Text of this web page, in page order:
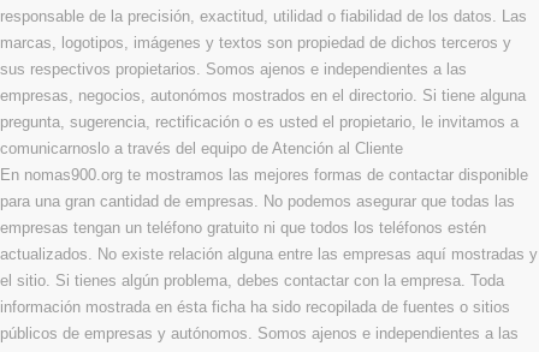
responsable de la precisión, exactitud, utilidad o fiabilidad de los datos. Las
marcas, logotipos, imágenes y textos son propiedad de dichos terceros y
sus respectivos propietarios. Somos ajenos e independientes a las
empresas, negocios, autonómos mostrados en el directorio. Si tiene alguna
pregunta, sugerencia, rectificación o es usted el propietario, le invitamos a
comunicarnoslo a través del equipo de Atención al Cliente
En nomas900.org te mostramos las mejores formas de contactar disponible
para una gran cantidad de empresas. No podemos asegurar que todas las
empresas tengan un teléfono gratuito ni que todos los teléfonos estén
actualizados. No existe relación alguna entre las empresas aquí mostradas y
el sitio. Si tienes algún problema, debes contactar con la empresa. Toda
información mostrada en ésta ficha ha sido recopilada de fuentes o sitios
públicos de empresas y autónomos. Somos ajenos e independientes a las